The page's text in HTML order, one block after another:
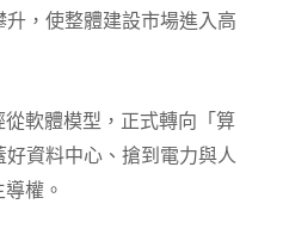
，使整體建設市場進入高
軟體模型，正式轉向「算
資料中心、搶到電力與人
權。